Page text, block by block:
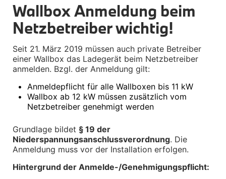
Exterieur
Interieur
Navigation Update
Kommunikation & Information
Sommerkompletträder
Räderzubehör
Felgen
Sicherheit
MINI Zubehör
MINI 3-Türer Zubehör
Exterieur
Interieur
Navigation Update
Winterkompletträder
Wallbox Anmeldung beim
Netzbetreiber wichtig!
Seit 21. März 2019 müssen auch private Betreiber
einer Wallbox das Ladegerät beim Netzbetreiber
anmelden. Bzgl. der Anmeldung gilt:
• Anmeldepflicht für alle Wallboxen bis 11 kW
• Wallbox ab 12 kW müssen zusätzlich vom
Netzbetreiber genehmigt werden
Grundlage bildet § 19 der
Niederspannungsanschlussverordnung. Die
Anmeldung muss vor der Installation erfolgen.
Hintergrund der Anmelde-/Genehmigungspflicht: